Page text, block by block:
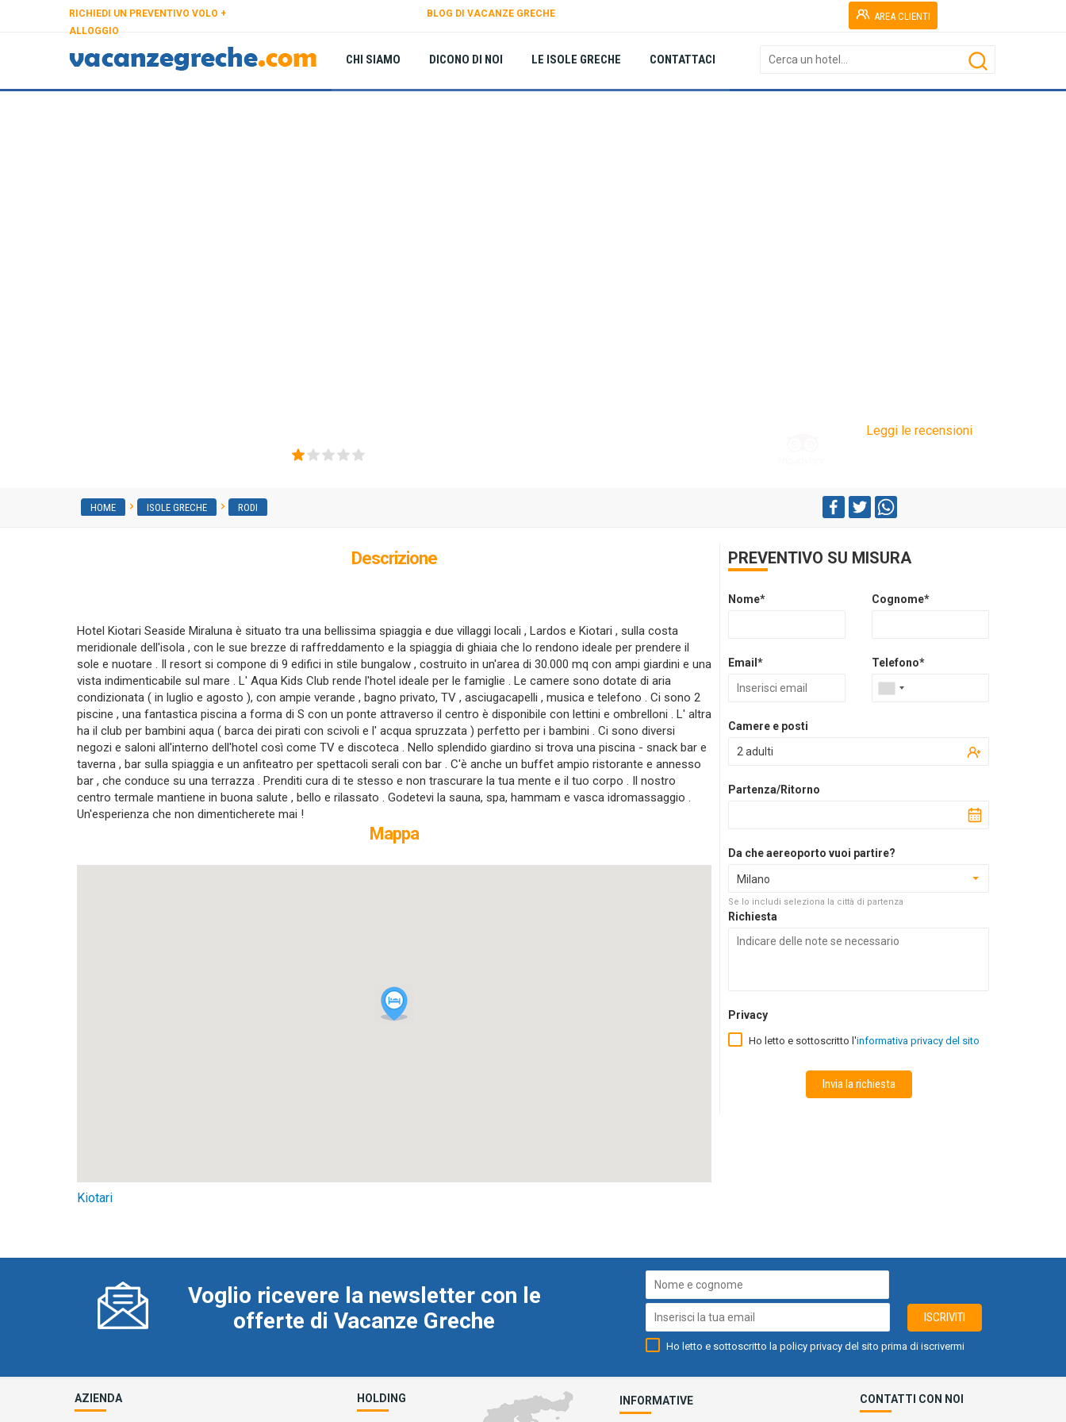
AREA CLIENTI
RICHIEDI UN PREVENTIVO VOLO +
ALLOGGIO
BLOG DI VACANZE GRECHE
CHI SIAMO DICONO DI NOI LE ISOLE GRECHE CONTATTACI
Leggi le recensioni
HOME ISOLE GRECHE RODI
Descrizione
Hotel Kiotari Seaside Miraluna è situato tra una bellissima spiaggia e due villaggi locali , Lardos e Kiotari , sulla costa
meridionale dell'isola , con le sue brezze di raffreddamento e la spiaggia di ghiaia che lo rendono ideale per prendere il
sole e nuotare . Il resort si compone di 9 edifici in stile bungalow , costruito in un'area di 30.000 mq con ampi giardini e una
vista indimenticabile sul mare . L' Aqua Kids Club rende l'hotel ideale per le famiglie . Le camere sono dotate di aria
condizionata ( in luglio e agosto ), con ampie verande , bagno privato, TV , asciugacapelli , musica e telefono . Ci sono 2
piscine , una fantastica piscina a forma di S con un ponte attraverso il centro è disponibile con lettini e ombrelloni . L' altra
ha il club per bambini aqua ( barca dei pirati con scivoli e l' acqua spruzzata ) perfetto per i bambini . Ci sono diversi
negozi e saloni all'interno dell'hotel così come TV e discoteca . Nello splendido giardino si trova una piscina - snack bar e
taverna , bar sulla spiaggia e un anfiteatro per spettacoli serali con bar . C'è anche un buffet ampio ristorante e annesso
bar , che conduce su una terrazza . Prenditi cura di te stesso e non trascurare la tua mente e il tuo corpo . Il nostro
centro termale mantiene in buona salute , bello e rilassato . Godetevi la sauna, spa, hammam e vasca idromassaggio .
Un'esperienza che non dimenticherete mai !
Mappa
Kiotari
PREVENTIVO SU MISURA
Nome* Cognome*
Email* Telefono*
Camere e posti
2 adulti
Partenza/Ritorno
Da che aereoporto vuoi partire?
Milano
Se lo includi seleziona la città di partenza
Richiesta
Privacy
Ho letto e sottoscritto l'informativa privacy del sito
Invia la richiesta
ISCRIVITI
Ho letto e sottoscritto la policy privacy del sito prima di iscrivermi
Voglio ricevere la newsletter con le
offerte di Vacanze Greche
AZIENDA HOLDING CONTATTI CON NOI
INFORMATIVE